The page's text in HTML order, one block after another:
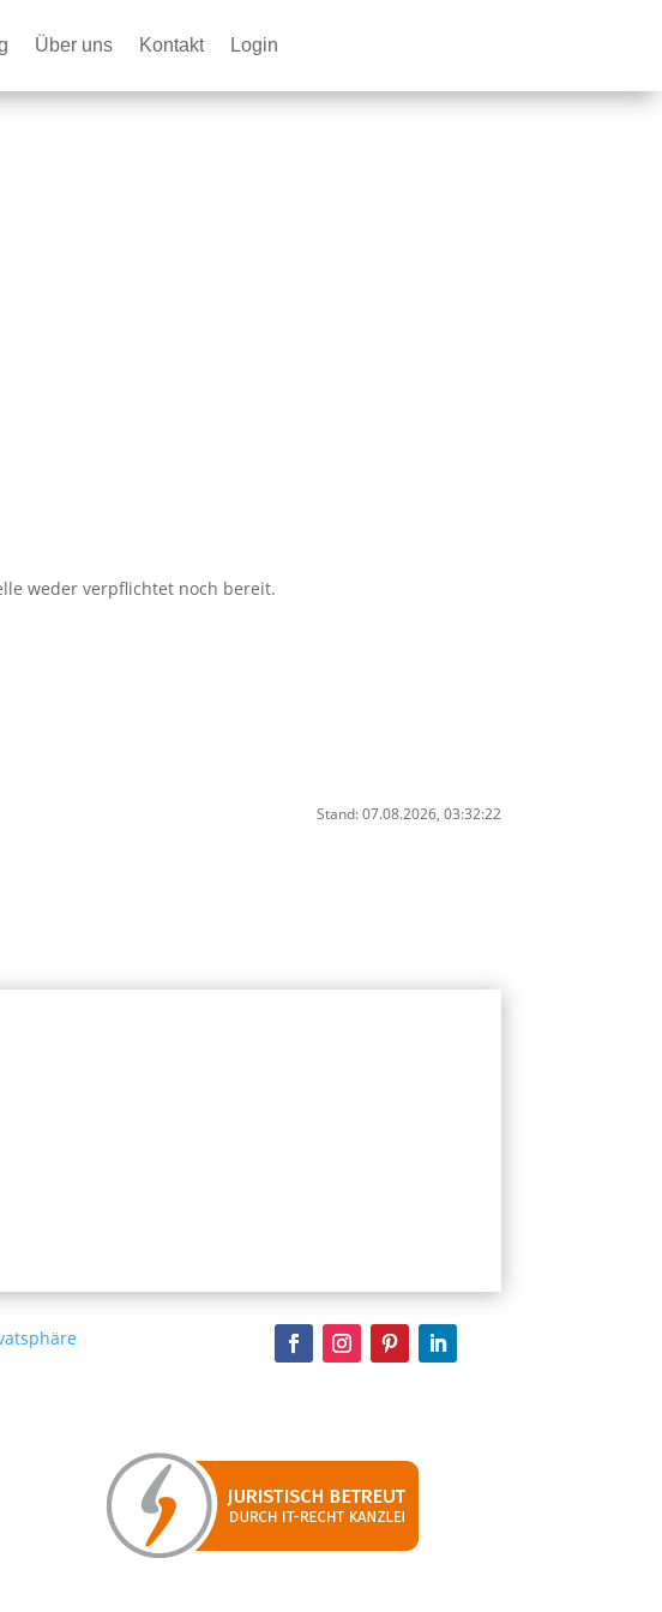
Über uns Kontakt Login
weder verpflichtet noch bereit.
Stand: 07.08.2026, 03:32:22